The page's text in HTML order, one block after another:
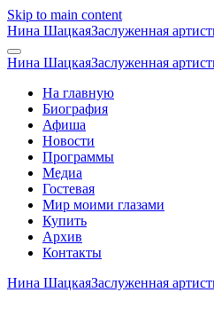
Skip to main content
Нина ШацкаяЗаслуженная
Нина ШацкаяЗаслуженная
На главную
Биография
Афиша
Новости
Программы
Медиа
Гостевая
Мир моими глазами
Купить
Архив
Контакты
Нина ШацкаяЗаслуженная